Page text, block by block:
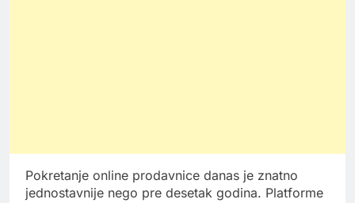
Pokretanje online prodavnice danas je znatno
jednostavnije nego pre desetak godina. Platforme